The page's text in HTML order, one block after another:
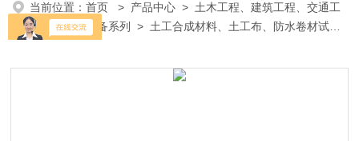
当前位置：首页 > 产品中心 > 土木工程、建筑工程、交通工
程试验仪器设备系列
> 土工合成材料、土工布、防水卷材试验